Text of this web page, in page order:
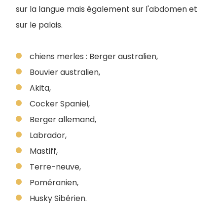
sur la langue mais également sur l'abdomen et
sur le palais.
chiens merles : Berger australien,
Bouvier australien,
Akita,
Cocker Spaniel,
Berger allemand,
Labrador,
Mastiff,
Terre-neuve,
Poméranien,
Husky Sibérien.